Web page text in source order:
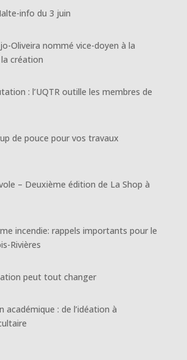
info du 3 juin
Oliveira nommé vice-doyen à la
création
: l’UQTR outille les membres de
de pouce pour vos travaux
– Deuxième édition de La Shop à
incendie: rappels importants pour le
Rivières
peut tout changer
académique : de l’idéation à